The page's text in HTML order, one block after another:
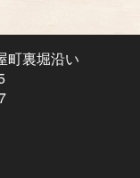
町裏堀沿い